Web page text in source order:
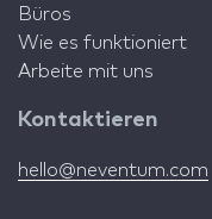
Büros
Wie es funktioniert
Arbeite mit uns
Kontaktieren
hello@neventum.com